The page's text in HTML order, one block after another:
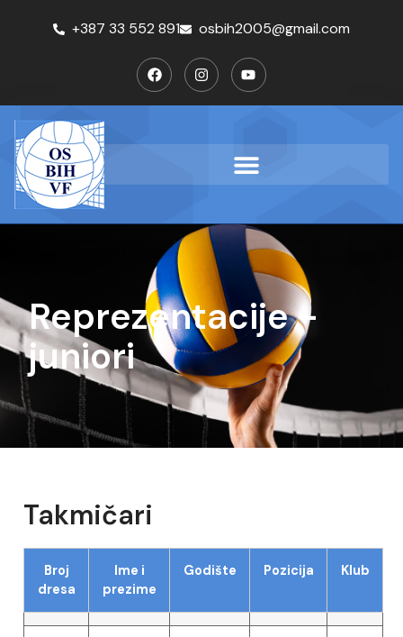
+387 33 552 891 osbih2005@gmail.com
Reprezentacije -
juniori
Takmičari
Broj
dresa
Ime i
prezime
Godište Pozicija Klub